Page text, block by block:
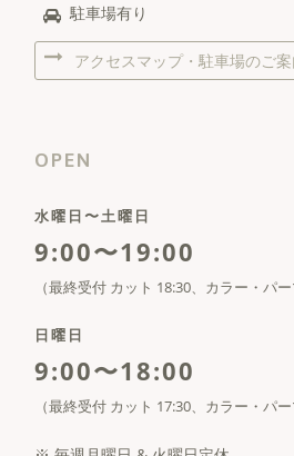
駐車場有り
アクセスマップ・駐車場のご
OPEN
水曜日〜土曜日
9:00〜19:00
（最終受付 カット 18:30、カラー・パー
日曜日
9:00〜18:00
（最終受付 カット 17:30、カラー・パー